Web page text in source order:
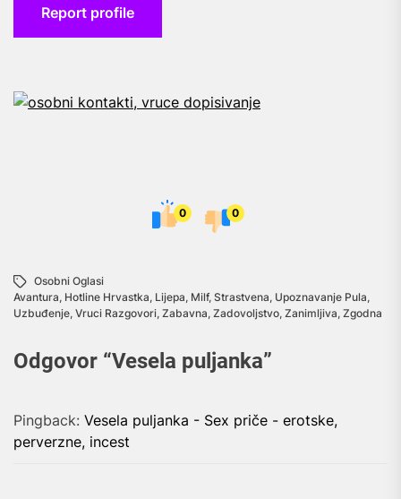
Report profile
0 0
Osobni Oglasi
Avantura, Hotline Hrvastka, Lijepa, Milf, Strastvena, Upoznavanje Pula,
Uzbuđenje, Vruci Razgovori, Zabavna, Zadovoljstvo, Zanimljiva, Zgodna
Odgovor “Vesela puljanka”
Pingback: Vesela puljanka - Sex priče - erotske,
perverzne, incest